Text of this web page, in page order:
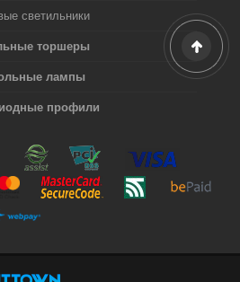
светильники
торшеры
лампы
профили